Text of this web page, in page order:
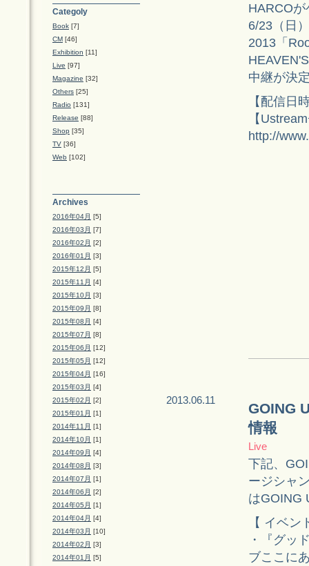
Categoly
Book [7]
CM [46]
Exhibition [11]
Live [97]
Magazine [32]
Others [25]
Radio [131]
Release [88]
Shop [35]
TV [36]
Web [102]
Archives
2016年04月 [5]
2016年03月 [7]
2016年02月 [2]
2016年01月 [3]
2015年12月 [5]
2015年11月 [4]
2015年10月 [3]
2015年09月 [8]
2015年08月 [4]
2015年07月 [8]
2015年06月 [12]
2015年05月 [12]
2015年04月 [16]
2015年03月 [4]
2015年02月 [2]
2015年01月 [1]
2014年11月 [1]
2014年10月 [1]
2014年09月 [4]
2014年08月 [3]
2014年07月 [1]
2014年06月 [2]
2014年05月 [1]
2014年04月 [4]
2014年03月 [10]
2014年02月 [3]
2014年01月 [5]
HARCO
6/23（日
2013「
中継が決
【配信日
【
http://
2013.06.11
GOING
情報
Live
下記、
ージシャ
はGOING
【 イベン
・『グッ
ブここに